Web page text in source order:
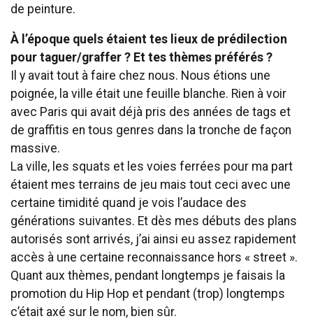
de peinture.
À l’époque quels étaient tes lieux de prédilection
pour taguer/graffer ? Et tes thèmes préférés ?
Il y avait tout à faire chez nous. Nous étions une
poignée, la ville était une feuille blanche. Rien à voir
avec Paris qui avait déjà pris des années de tags et
de graffitis en tous genres dans la tronche de façon
massive.
La ville, les squats et les voies ferrées pour ma part
étaient mes terrains de jeu mais tout ceci avec une
certaine timidité quand je vois l’audace des
générations suivantes. Et dès mes débuts des plans
autorisés sont arrivés, j’ai ainsi eu assez rapidement
accès à une certaine reconnaissance hors « street ».
Quant aux thèmes, pendant longtemps je faisais la
promotion du Hip Hop et pendant (trop) longtemps
c’était axé sur le nom, bien sûr.